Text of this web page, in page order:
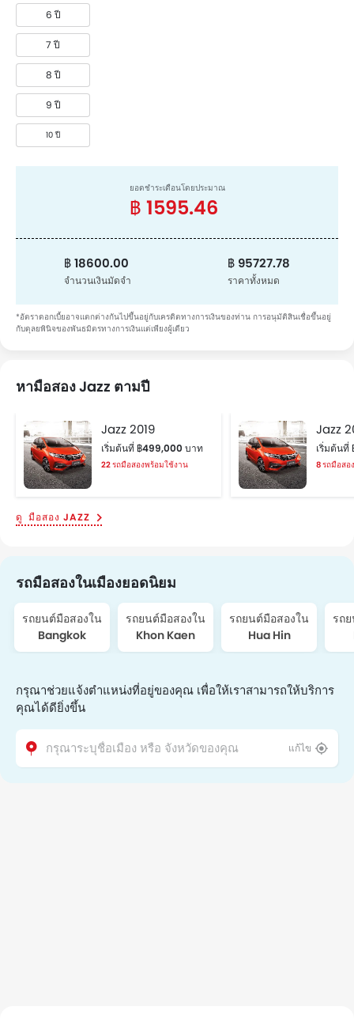
6 ปี
7 ปี
8 ปี
9 ปี
10 ปี
ยอดชำระเดือนโดยประมาณ
฿ 1595.46
฿ 18600.00
จำนวนเงินมัดจำ
฿ 95727.78
ราคาทั้งหมด
*อัตราดอกเบี้ยอาจแตกต่างกันไปขึ้นอยู่กับเครดิตทางการเงินของท่าน การอนุมัติสินเชื่อขึ้นอยู่
กับดุลยพินิจของพันธมิตรทางการเงินแต่เพียงผู้เดียว
หามือสอง Jazz ตามปี
Jazz 2019
เริ่มต้นที่ ฿499,000 บาท
22 รถมือสองพร้อมใช้งาน
Jazz
เริ่มต้น
8 รถมือสอ
มือสอง JAZZ
รถมือสองในเมืองยอดนิยม
รถยนต์มือสองใน
Bangkok
รถยนต์มือสองใน
Khon Kaen
รถยนต์มือสองใน
Hua Hin
รถ
กรุณาช่วยแจ้งตำแหน่งที่อยู่ของคุณ เพื่อให้เราสามารถให้บริการ
คุณได้ดียิ่งขึ้น
แก้ไข